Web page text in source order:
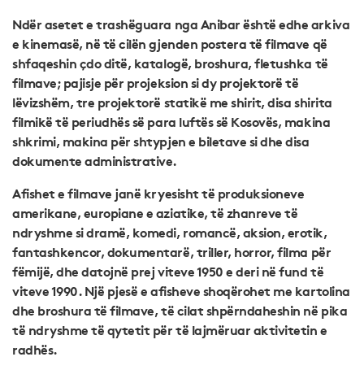
Ndër asetet e trashëguara nga Anibar është edhe arkiva
e kinemasë, në të cilën gjenden postera të filmave që
shfaqeshin çdo ditë, katalogë, broshura, fletushka të
filmave; pajisje për projeksion si dy projektorë të
lëvizshëm, tre projektorë statikë me shirit, disa shirita
filmikë të periudhës së para luftës së Kosovës, makina
shkrimi, makina për shtypjen e biletave si dhe disa
dokumente administrative.
Afishet e filmave janë kryesisht të produksioneve
amerikane, europiane e aziatike, të zhanreve të
ndryshme si dramë, komedi, romancë, aksion, erotik,
fantashkencor, dokumentarë, triller, horror, filma për
fëmijë, dhe datojnë prej viteve 1950 e deri në fund të
viteve 1990. Një pjesë e afisheve shoqërohet me kartolina
dhe broshura të filmave, të cilat shpërndaheshin në pika
të ndryshme të qytetit për të lajmëruar aktivitetin e
radhës.